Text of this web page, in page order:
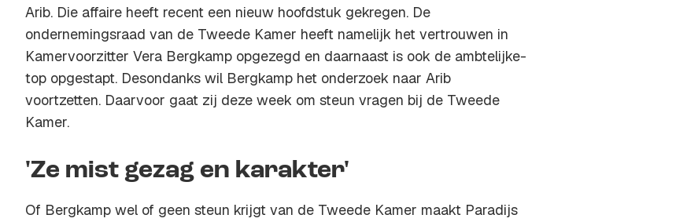
Arib. Die affaire heeft recent een nieuw hoofdstuk gekregen. De
ondernemingsraad van de Tweede Kamer heeft namelijk het vertrouwen in
Kamervoorzitter Vera Bergkamp opgezegd en daarnaast is ook de ambtelijke-
top opgestapt. Desondanks wil Bergkamp het onderzoek naar Arib
voortzetten. Daarvoor gaat zij deze week om steun vragen bij de Tweede
Kamer.
'Ze mist gezag en karakter'
Of Bergkamp wel of geen steun krijgt van de Tweede Kamer maakt Paradijs